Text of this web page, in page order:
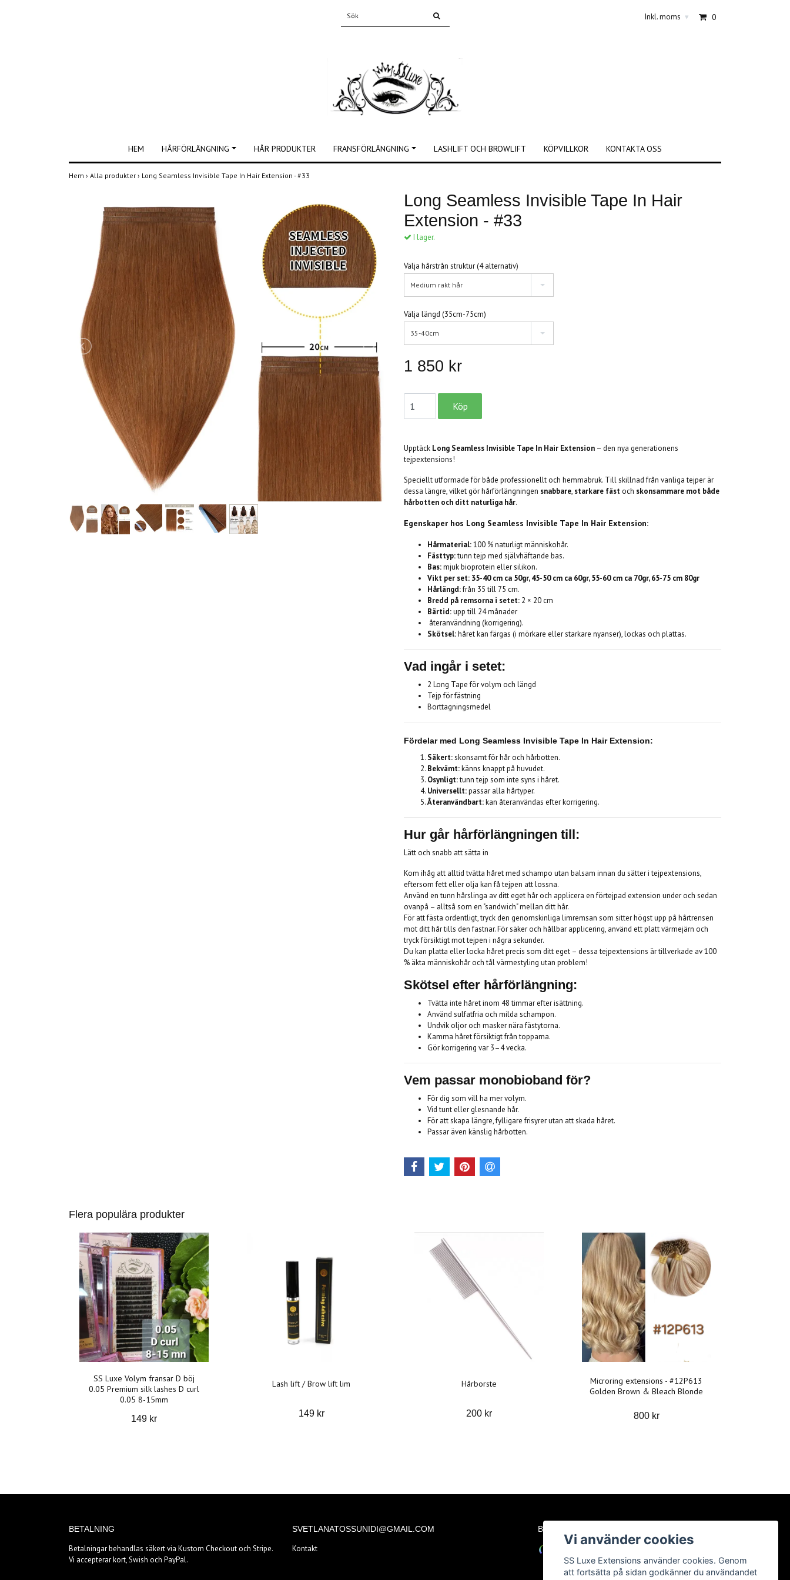
Inkl. moms ▾ 0
HEM HÅRFÖRLÄNGNING HÅR PRODUKTER FRANSFÖRLÄNGNING LASHLIFT OCH BROWLIFT KÖPVILLKOR KONTAKTA OSS
Hem › Alla produkter › Long Seamless Invisible Tape In Hair Extension - #33
Long Seamless Invisible Tape In Hair
Extension - #33
I lager.
Välja hårstrån struktur (4 alternativ)
Medium rakt hår
Välja längd (35cm-75cm)
35-40cm
1 850 kr
Upptäck Long Seamless Invisible Tape In Hair Extension – den nya generationens
tejpextensions!
Speciellt utformade för både professionellt och hemmabruk. Till skillnad från vanliga tejper är
dessa längre, vilket gör hårförlängningen snabbare, starkare fäst och skonsammare mot både
hårbotten och ditt naturliga hår.
Egenskaper hos Long Seamless Invisible Tape In Hair Extension:
Hårmaterial:100 % naturligt människohår.
Fästtyp:tunn tejp med självhäftande bas.
Bas:mjuk bioprotein eller silikon.
Vikt per set: 35-40 cm ca 50gr, 45-50 cm ca 60gr, 55-60 cm ca 70gr, 65-75 cm 80gr
Hårlängd:från 35 till 75 cm.
Bredd på remsorna i setet: 2 × 20 cm
Bärtid:upp till 24 månader
återanvändning (korrigering).
Skötsel:håret kan färgas (i mörkare eller starkare nyanser), lockas och plattas.
Vad ingår i setet:
2 Long Tape för volym och längd
Tejp för fästning
Borttagningsmedel
Fördelar med Long Seamless Invisible Tape In Hair Extension:
Säkert:skonsamt för hår och hårbotten.
Bekvämt:känns knappt på huvudet.
Osynligt:tunn tejp som inte syns i håret.
Universellt:passar alla hårtyper.
Återanvändbart:kan återanvändas efter korrigering.
Hur går hårförlängningen till:
Lätt och snabb att sätta in
Kom ihåg att alltid tvätta håret med schampo utan balsam innan du sätter i tejpextensions,
eftersom fett eller olja kan få tejpen att lossna.
Använd en tunn hårslinga av ditt eget hår och applicera en förtejpad extension under och sedan
ovanpå – alltså som en "sandwich" mellan ditt hår.
För att fästa ordentligt, tryck den genomskinliga limremsan som sitter högst upp på hårtrensen
mot ditt hår tills den fastnar. För säker och hållbar applicering, använd ett platt värmejärn och
tryck försiktigt mot tejpen i några sekunder.
Du kan platta eller locka håret precis som ditt eget – dessa tejpextensions är tillverkade av 100
% äkta människohår och tål värmestyling utan problem!
Skötsel efter hårförlängning:
Tvätta inte håret inom 48 timmar efter isättning.
Använd sulfatfria och milda schampon.
Undvik oljor och masker nära fästytorna.
Kamma håret försiktigt från topparna.
Gör korrigering var 3–4 vecka.
Vem passar monobioband för?
För dig som vill ha mer volym.
Vid tunt eller glesnande hår.
För att skapa längre, fylligare frisyrer utan att skada håret.
Passar även känslig hårbotten.
Flera populära produkter
SS Luxe Volym fransar D böj
0.05 Premium silk lashes D curl
0.05 8-15mm
149 kr
Lash lift / Brow lift lim
149 kr
Hårborste
200 kr
Microring extensions - #12P613
Golden Brown & Bleach Blonde
800 kr
BETALNING
Betalningar behandlas säkert via Kustom Checkout och Stripe.
Vi accepterar kort, Swish och PayPal.
SVETLANATOSSUNIDI@GMAIL.COM
Kontakt
BETALSÄTT
Vi använder cookies
SS Luxe Extensions använder cookies. Genom
att fortsätta på sidan godkänner du användandet